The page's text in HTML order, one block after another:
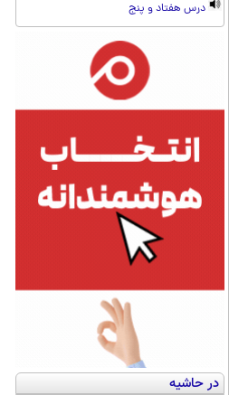
درس هفتاد و پنج
در حاشیه